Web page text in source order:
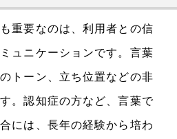
重要なのは、利用者との信
ュニケーションです。言葉
トーン、立ち位置などの非
。認知症の方など、言葉で
には、長年の経験から培わ